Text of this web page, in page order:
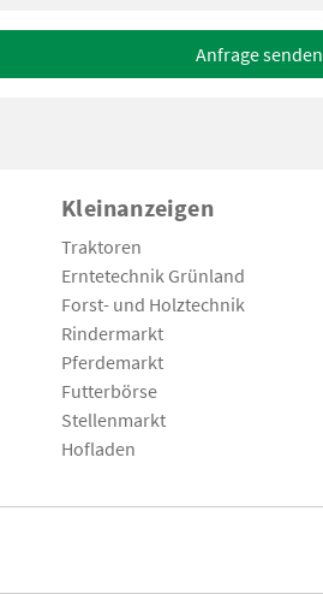
Anfrage senden
Kleinanzeigen
Traktoren
Erntetechnik Grünland
Forst- und Holztechnik
Rindermarkt
Pferdemarkt
Futterbörse
Stellenmarkt
Hofladen